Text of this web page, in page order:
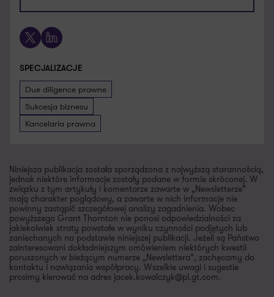
X LinkedIn
SPECJALIZACJE
Due diligence prawne
Sukcesja biznesu
Kancelaria prawna
Niniejsza publikacja została sporządzona z najwyższą starannością,
jednak niektóre informacje zostały podane w formie skróconej. W
związku z tym artykuły i komentarze zawarte w „Newsletterze”
mają charakter poglądowy, a zawarte w nich informacje nie
powinny zastąpić szczegółowej analizy zagadnienia. Wobec
powyższego Grant Thornton nie ponosi odpowiedzialności za
jakiekolwiek straty powstałe w wyniku czynności podjętych lub
zaniechanych na podstawie niniejszej publikacji. Jeżeli są Państwo
zainteresowani dokładniejszym omówieniem niektórych kwestii
poruszonych w bieżącym numerze „Newslettera”, zachęcamy do
kontaktu i nawiązania współpracy. Wszelkie uwagi i sugestie
prosimy kierować na adres jacek.kowalczyk@pl.gt.com.